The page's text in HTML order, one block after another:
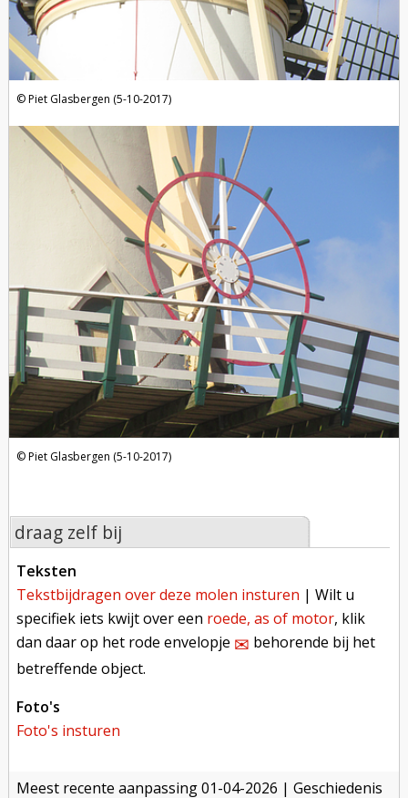
Piet Glasbergen (5-10-2017)
Piet Glasbergen (5-10-2017)
draag zelf bij
teksten
tekstbijdragen over deze molen insturen | Wilt u
specifiek iets kwijt over een roede, as of motor, klik
dan daar op het rode envelopje ✉︎ behorende bij het
betreffende object.
foto's
foto's insturen
meest recente aanpassing01-04-2026 | Geschiedenis